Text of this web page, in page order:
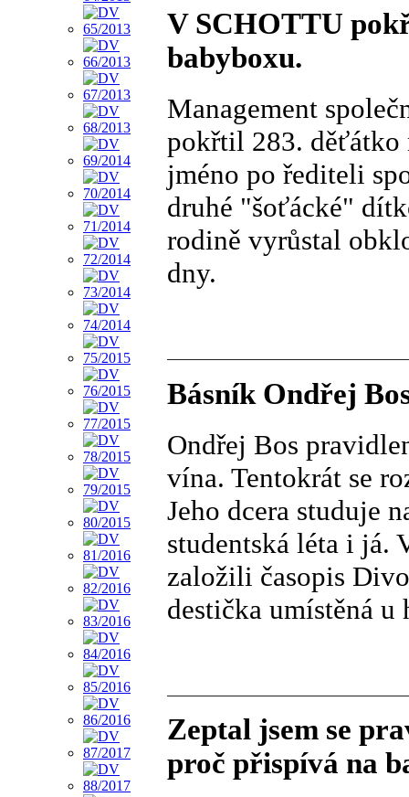
V SCHOTTU
babyboxu.
Management
pokřtil 283. děťátko
jméno po řediteli
druhé "šoťácké"
rodině vyrůstal
dny.
Básník Ondřej
Ondřej Bos
vína. Tentokrát se
Jeho dcera studuje
studentská léta i já.
založili časopis
destička umístěná
Zeptal jsem se
proč přispívá na